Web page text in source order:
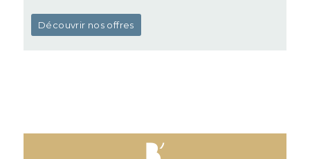
Découvrir nos offres